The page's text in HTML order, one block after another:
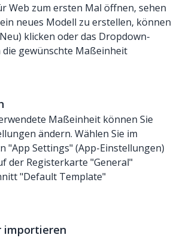
Web zum ersten Mal öffnen, sehen
neues Modell zu erstellen, können
klicken oder das Dropdown-
gewünschte Maßeinheit
Maßeinheit können Sie
ändern. Wählen Sie im
"App Settings" (App-Einstellungen)
der Registerkarte "General"
"Default Template"
importieren